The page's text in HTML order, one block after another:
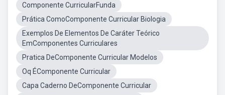
Componente CurricularFunda
Prática ComoComponente Curricular Biologia
Exemplos De Elementos De Caráter Teórico
EmComponentes Curriculares
Pratica DeComponente Curricular Modelos
Oq ÉComponente Curricular
Capa Caderno DeComponente Curricular